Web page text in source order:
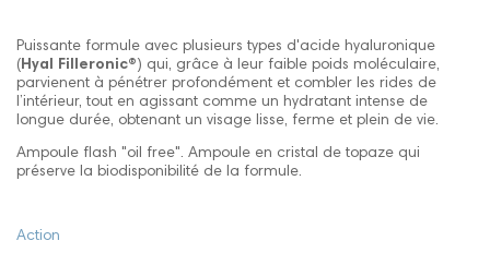
Puissante formule avec plusieurs types d'acide hyaluronique
( Hyal Filleronic®) qui, grâce à leur faible poids moléculaire,
parvienent à pénétrer profondément et combler les rides de
l’intérieur, tout en agissant comme un hydratant intense de
longue durée, obtenant un visage lisse, ferme et plein de vie.
Ampoule flash "oil free". Ampoule en cristal de topaze qui
préserve la biodisponibilité de la formule.
Action